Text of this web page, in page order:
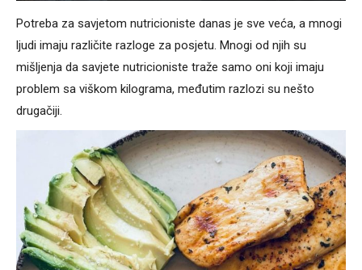
Potreba za savjetom nutricioniste danas je sve veća, a mnogi
ljudi imaju različite razloge za posjetu. Mnogi od njih su
mišljenja da savjete nutricioniste traže samo oni koji imaju
problem sa viškom kilograma, međutim razlozi su nešto
drugačiji.